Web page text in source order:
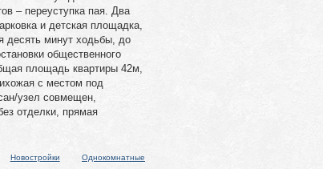
– переуступка пая. Два
и детская площадка,
десять минут ходьбы, до
общественного
площадь квартиры 42м,
с местом под
узел совмещен,
отделки, прямая
Новостройки Однокомнатные